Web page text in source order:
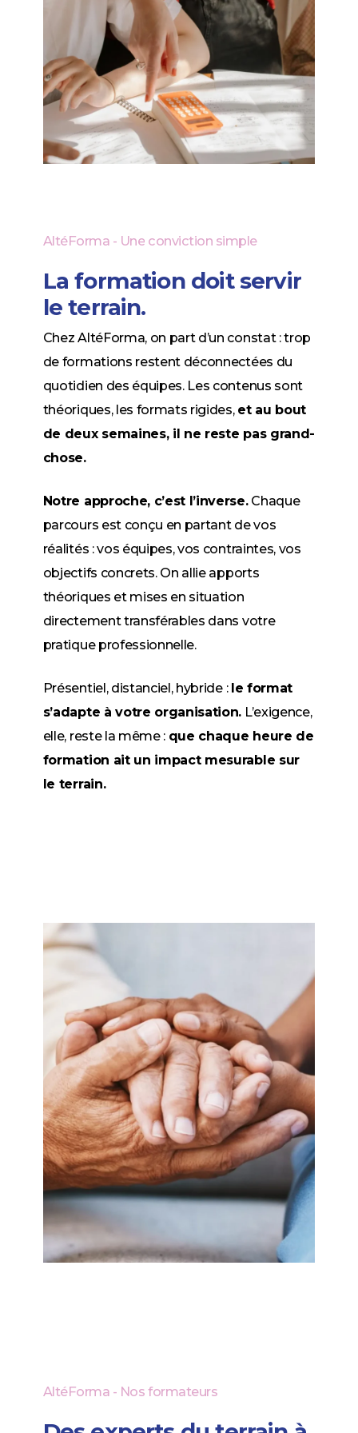
AltéForma - Une conviction simple
La formation doit servir
le terrain.
Chez AltéForma, on part d’un constat : trop
de formations restent déconnectées du
quotidien des équipes. Les contenus sont
théoriques, les formats rigides, et au bout
de deux semaines, il ne reste pas grand-
chose.
Notre approche, c’est l’inverse.Chaque
parcours est conçu en partant de vos
réalités : vos équipes, vos contraintes, vos
objectifs concrets. On allie apports
théoriques et mises en situation
directement transférables dans votre
pratique professionnelle.
Présentiel, distanciel, hybride : le format
s’adapte à votre organisation. L’exigence,
elle, reste la même : que chaque heure de
formation ait un impact mesurable sur
le terrain.
AltéForma - Nos formateurs